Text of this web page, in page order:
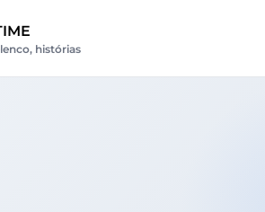
histórias